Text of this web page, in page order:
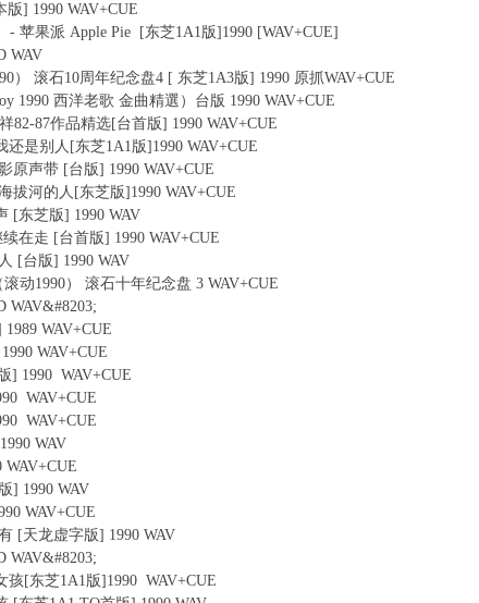
版] 1990 WAV+CUE
- 苹果派 Apple Pie [东芝1A1版]1990 [WAV+CUE]
WAV
） 滚石10周年纪念盘4 [ 东芝1A3版] 1990 原抓WAV+CUE
1990 西洋老歌 金曲精選）台版 1990 WAV+CUE
82-87作品精选[台首版] 1990 WAV+CUE
还是别人[东芝1A1版]1990 WAV+CUE
原声带 [台版] 1990 WAV+CUE
拔河的人[东芝版]1990 WAV+CUE
[东芝版] 1990 WAV
在走 [台首版] 1990 WAV+CUE
[台版] 1990 WAV
滚动1990） 滚石十年纪念盘 3 WAV+CUE
WAV&#8203;
WAV+CUE
WAV+CUE
] 1990 WAV+CUE
WAV+CUE
WAV+CUE
WAV
WAV+CUE
] 1990 WAV
WAV+CUE
[天龙虚字版] 1990 WAV
WAV&#8203;
孩[东芝1A1版]1990 WAV+CUE